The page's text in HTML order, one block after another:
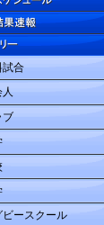
試合
ブ
ビースクール